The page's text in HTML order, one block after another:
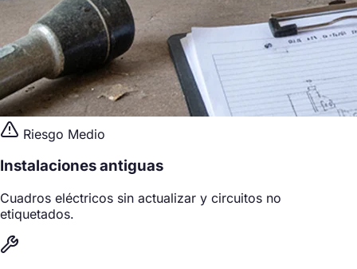
Riesgo Medio
Instalaciones antiguas
Cuadros eléctricos sin actualizar y circuitos no
etiquetados.